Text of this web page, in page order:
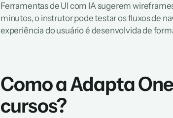
Ferramentas de UI com IA sugerem
minutos, o instrutor pode testar os fluxos de
experiência do usuário é desenvolvida de
Como a Adapta
cursos?